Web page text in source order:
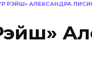
РЭЙШ» АЛЕКСАНДРА